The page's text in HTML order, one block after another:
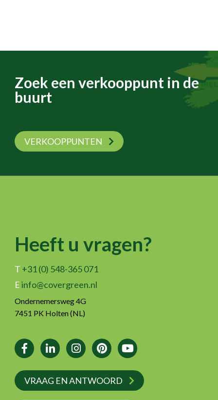
Zoek een verkooppunt in de
buurt
VERKOOPPUNTEN
Heeft u vragen?
T +31 (0) 548-365 071
Einfo@covergreen.nl
Ondernemersweg 4G
7451 PK Holten (NL)
VRAAG EN ANTWOORD